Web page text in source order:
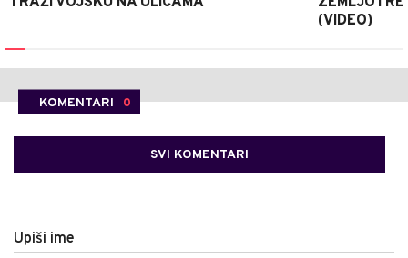
(VIDEO)
KOMENTARI 0
SVI KOMENTARI
Upiši ime